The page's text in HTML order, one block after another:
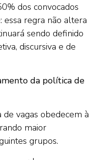
dos convocados
regra não altera
sendo definido
discursiva e de
da política de
vagas obedecem à
maior
grupos.